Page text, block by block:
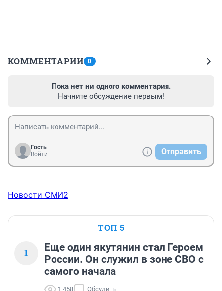
КОММЕНТАРИИ 0
Пока нет ни одного комментария.
Начните обсуждение первым!
Гость
Войти
Отправить
Новости СМИ2
ТОП 5
1
Еще один якутянин стал Героем
России. Он служил в зоне СВО с
самого начала
1 458 Обсудить